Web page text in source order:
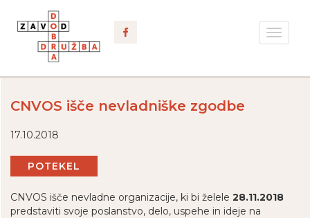
Toggle
CNVOS išče nevladniške zgodbe
17.10.2018
POTEKEL
CNVOS išče nevladne organizacije, ki bi želele 28.11.2018
predstaviti svoje poslanstvo, delo, uspehe in ideje na